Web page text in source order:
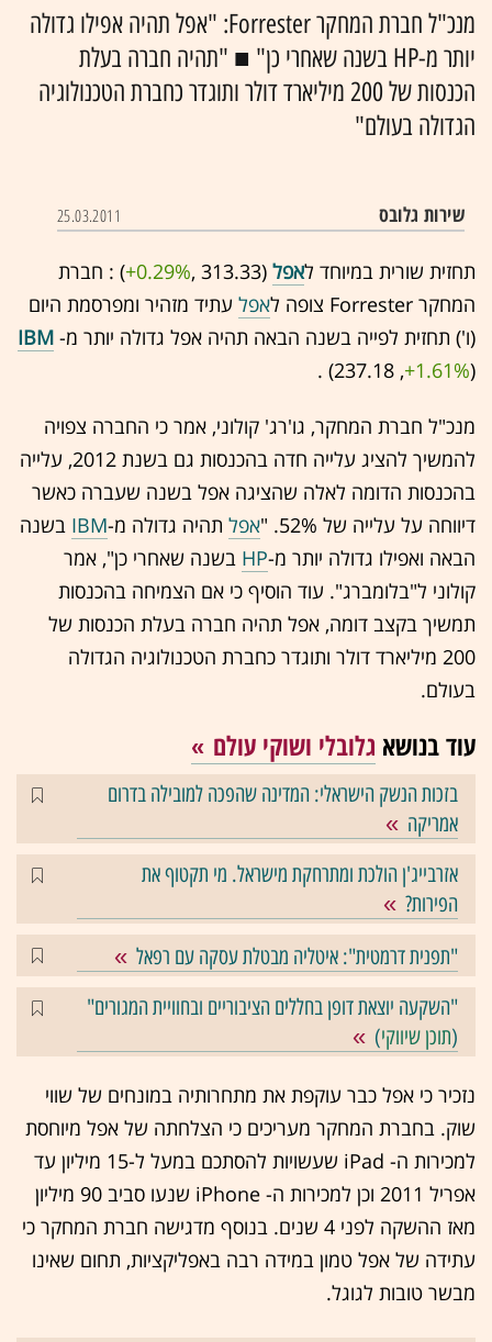
מנכ"ל חברת המחקר Forrester: "אפל תהיה אפילו גדולה
יותר מ-HP בשנה שאחרי כן" ■ "תהיה חברה בעלת
הכנסות של 200 מיליארד דולר ותוגדר כחברת הטכנולוגיה
הגדולה בעולם"
שירות גלובס 25.03.2011
תחזית שורית במיוחד לאפל (313.33 ,‎
+0.29%‏) : חברת
המחקר Forrester צופה ל
אפל עתיד מזהיר ומפרסמת היום
(ו') תחזית לפייה בשנה הבאה תהיה אפל גדולה יותר מ- IBM
(237.18 ,‎
+1.61%
‏) .
מנכ"ל חברת המחקר, גו'רג' קולוני, אמר כי החברה צפויה
להמשיך להציג עלייה חדה בהכנסות גם בשנת 2012, עלייה
בהכנסות הדומה לאלה שהציגה אפל בשנה שעברה כאשר
דיווחה על עלייה של 52%. "
אפל תהיה גדולה מ-IBM בשנה
הבאה ואפילו גדולה יותר מ-HP בשנה שאחרי כן", אמר
קולוני ל"בלומברג". עוד הוסיף כי אם הצמיחה בהכנסות
תמשיך בקצב דומה, אפל תהיה חברה בעלת הכנסות של
200 מיליארד דולר ותוגדר כחברת הטכנולוגיה הגדולה
בעולם.
עוד בנושא גלובלי ושוקי עולם
בזכות הנשק הישראלי: המדינה שהפכה למובילה בדרום
אמריקה
אזרבייג'ן הולכת ומתרחקת מישראל. מי תקטוף את
הפירות?
"תפנית דרמטית": איטליה מבטלת עסקה עם רפאל
"השקעה יוצאת דופן בחללים הציבוריים ובחוויית המגורים"
(תוכן שיווקי)
נזכיר כי אפל כבר עוקפת את מתחרותיה במונחים של שווי
שוק. בחברת המחקר מעריכים כי הצלחתה של אפל מיוחסת
למכירות ה- iPad שעשויות להסתכם במעל ל-15 מיליון עד
אפריל 2011 וכן למכירות ה- iPhone שנעו סביב 90 מיליון
מאז ההשקה לפני 4 שנים. בנוסף מדגישה חברת המחקר כי
עתידה של אפל טמון במידה רבה באפליקציות, תחום שאינו
מבשר טובות לגוגל.